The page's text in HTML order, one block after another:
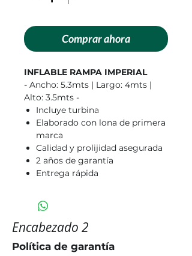
Comprar ahora
INFLABLE RAMPA IMPERIAL
- Ancho: 5.3mts | Largo: 4mts |
Alto: 3.5mts -
Incluye turbina
Elaborado con lona de primera
marca
Calidad y prolijidad asegurada
2 años de garantía
Entrega rápida
Encabezado 2
Política de garantía